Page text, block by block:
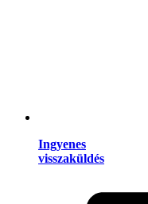
Ingyenes
visszaküldés